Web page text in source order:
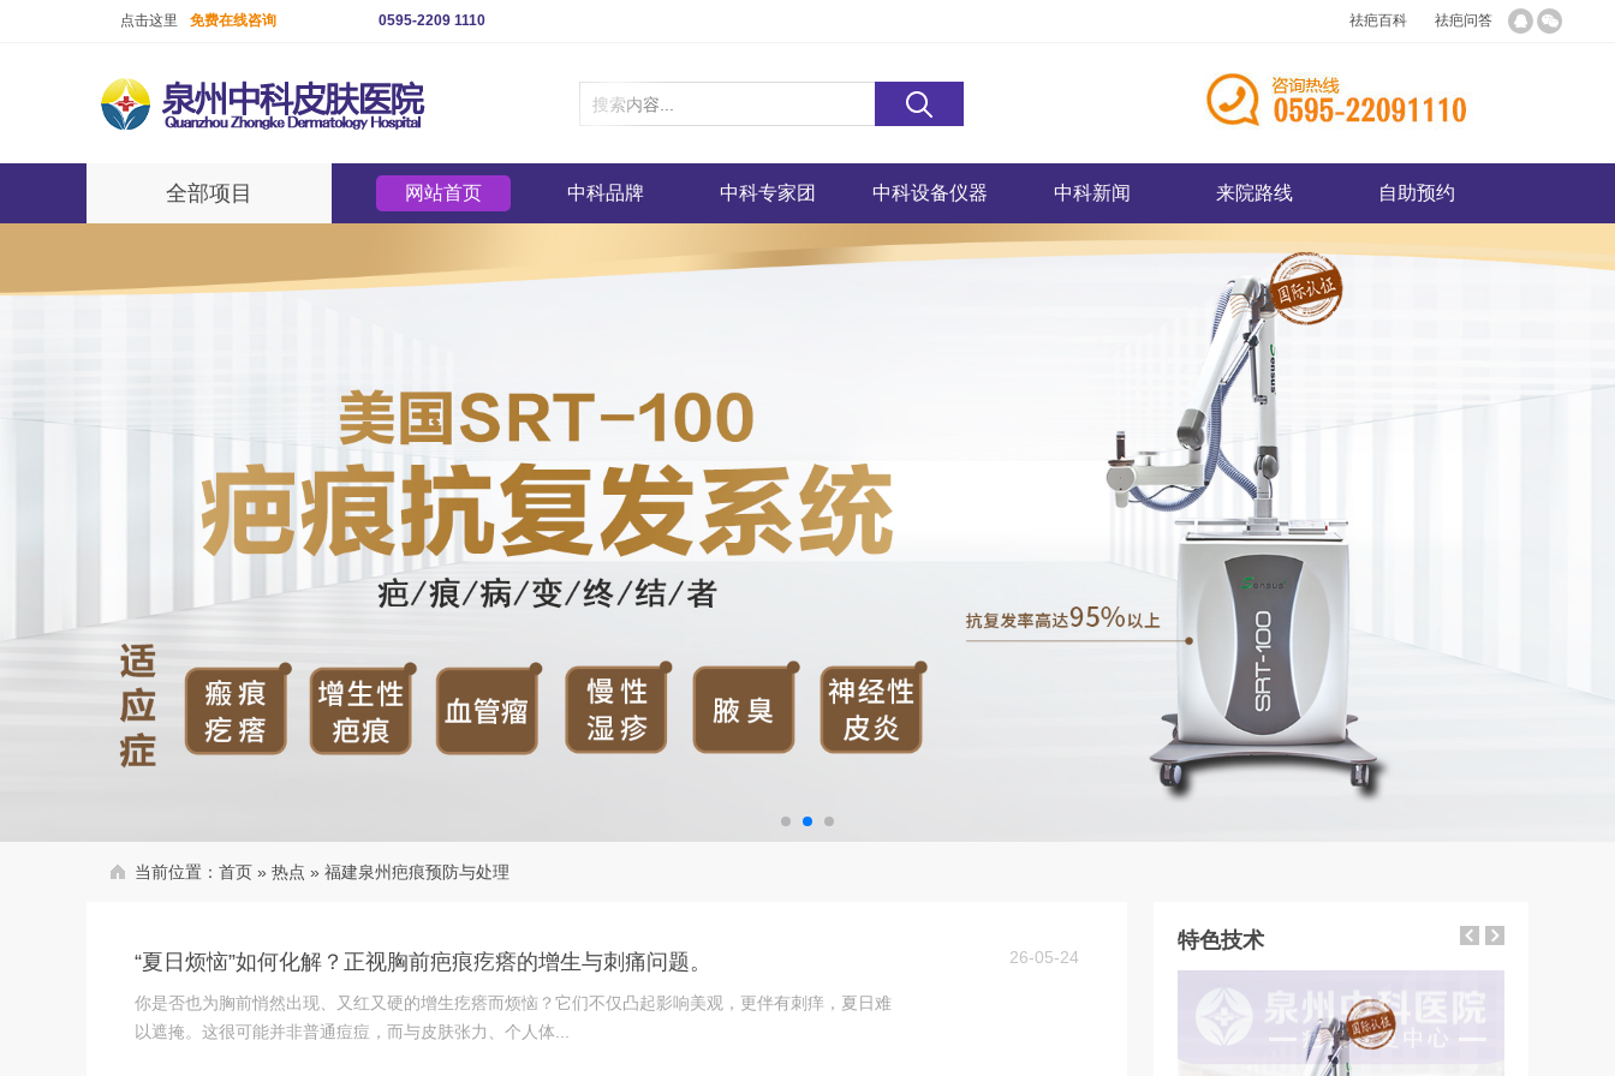
点击这里 免费在线咨询 0595-2209 1110 祛疤百科 祛疤问答
全部项目 网站首页 中科品牌 中科专家团 中科设备仪器 中科新闻 来院路线 自助预约
当前位置： 首页 » 热点 » 福建泉州疤痕预防与处理
“夏日烦恼”如何化解？正视胸前疤痕疙瘩的增生与刺痛问题。 26-05-24
你是否也为胸前悄然出现、又红又硬的增生疙瘩而烦恼？它们不仅凸起影响美观，更伴有刺痒，夏日难
以遮掩。这很可能并非普通痘痘，而与皮肤张力、个人体...
特色技术